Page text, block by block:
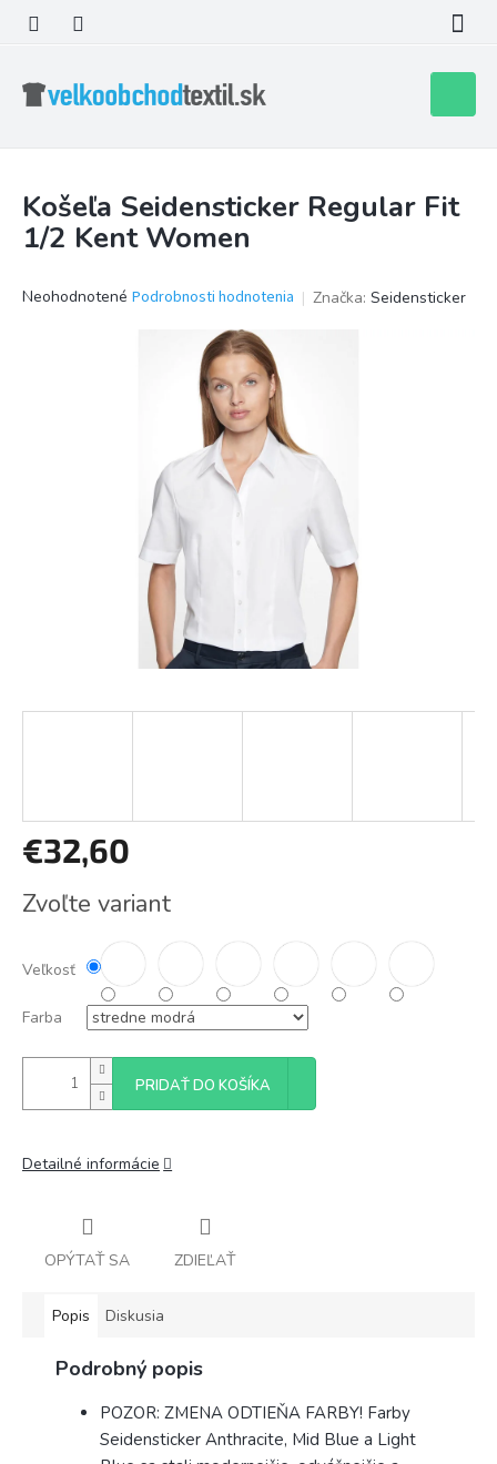
obsah
košík
Košeľa Seidensticker Regular Fit
1/2 Kent Women
Priemerné
Neohodnotené Podrobnosti hodnotenia Značka: Seidensticker
€32,60
cena:
Zvoľte variant
Veľkosť
Farba
PRIDAŤ DO KOŠÍKA
Detailné informácie
OPÝTAŤ SA ZDIEĽAŤ
Popis Diskusia
Podrobný popis
POZOR: ZMENA ODTIEŇA FARBY! Farby
Seidensticker Anthracite, Mid Blue a Light